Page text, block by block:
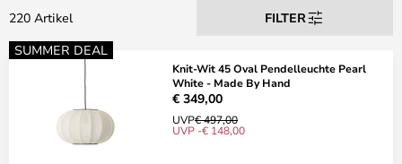
220 Artikel
FILTER
SUMMER DEAL
Knit-Wit 45 Oval Pendelleuchte Pearl
White - Made By Hand
€ 349,00
UVP€ 497,00
UVP -€ 148,00